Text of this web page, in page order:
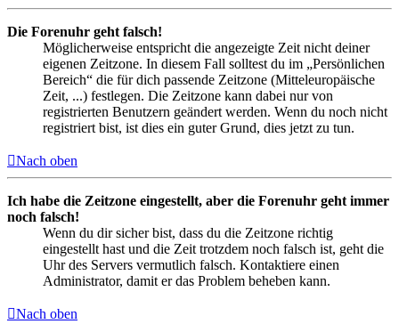
Die Forenuhr geht falsch!
Möglicherweise entspricht die angezeigte Zeit nicht deiner
eigenen Zeitzone. In diesem Fall solltest du im „Persönlichen
Bereich“ die für dich passende Zeitzone (Mitteleuropäische
Zeit, ...) festlegen. Die Zeitzone kann dabei nur von
registrierten Benutzern geändert werden. Wenn du noch nicht
registriert bist, ist dies ein guter Grund, dies jetzt zu tun.
Nach oben
Ich habe die Zeitzone eingestellt, aber die Forenuhr geht immer
noch falsch!
Wenn du dir sicher bist, dass du die Zeitzone richtig
eingestellt hast und die Zeit trotzdem noch falsch ist, geht die
Uhr des Servers vermutlich falsch. Kontaktiere einen
Administrator, damit er das Problem beheben kann.
Nach oben